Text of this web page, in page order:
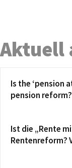
Aktuell
Is the ‘pension
pension
Ist die „Rente
Rentenreform?